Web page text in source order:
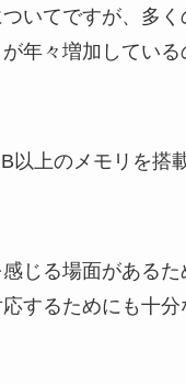
いてですが、多
年々増加してい
以上のメモリを搭
じる場面がある
するためにも十